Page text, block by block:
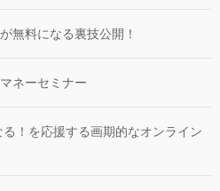
無料になる裏技公開！
ネーセミナー
！を応援する画期的なオンライン